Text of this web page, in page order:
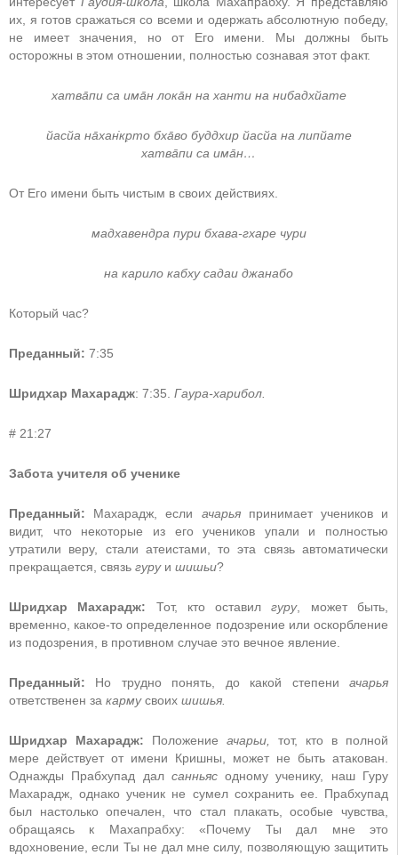
их, я готов сражаться со всеми и одержать абсолютную победу,
не имеет значения, но от Его имени. Мы должны быть
осторожны в этом отношении, полностью сознавая этот факт.
хатва̄пи са има̄н лока̄н на ханти на нибадхйате
йасйа на̄хан̇кр̣то бха̄во буддхир йасйа на липйате
хатва̄пи са има̄н…
От Его имени быть чистым в своих действиях.
мадхавендра пури бхава-гхаре чури
на карило кабху садаи джанабо
Который час?
Преданный: 7:35
Шридхар Махарадж: 7:35. Гаура-харибол.
# 21:27
Забота учителя об ученике
Преданный: Махарадж, если ачарья принимает учеников и
видит, что некоторые из его учеников упали и полностью
утратили веру, стали атеистами, то эта связь автоматически
прекращается, связь гуру и шишьи?
Шридхар Махарадж: Тот, кто оставилгуру, может быть,
временно, какое-то определенное подозрение или оскорбление
из подозрения, в противном случае это вечное явление.
Преданный: Но трудно понять, до какой степени ачарья
ответственен за кармусвоих шишья.
Шридхар Махарадж: Положение ачарьи,
тот, кто в полной
мере действует от имени Кришны, может не быть атакован.
Однажды Прабхупад дал санньясодному ученику, наш Гуру
Махарадж, однако ученик не сумел сохранить ее. Прабхупад
был настолько опечален, что стал плакать, особые чувства,
обращаясь к Махапрабху: «Почему Ты дал мне это
вдохновение, если Ты не дал мне силу, позволяющую защитить